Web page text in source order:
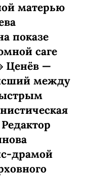
матерью
показе
саге
Ценёв —
между
­драмой